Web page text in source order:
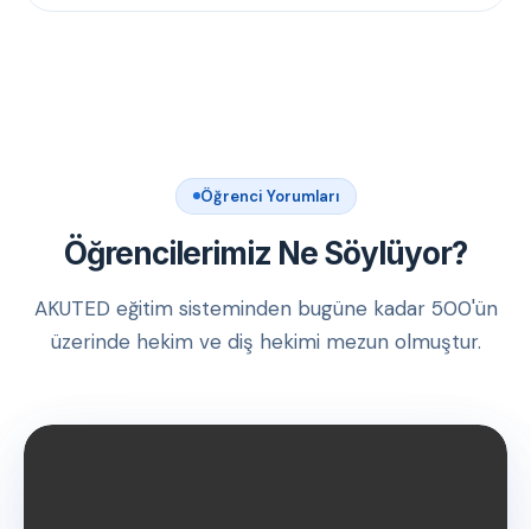
Öğrenci Yorumları
Öğrencilerimiz Ne Söylüyor?
AKUTED eğitim sisteminden bugüne kadar 500'ün
üzerinde hekim ve diş hekimi mezun olmuştur.